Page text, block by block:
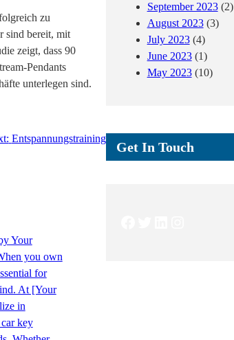
zu
sind bereit, mit
zeigt, dass 90
Pendants
unterlegen sind.
Entspannungstraining
September 2023(2)
August 2023(3)
July 2023(4)
June 2023(1)
May 2023(10)
Get In Touch